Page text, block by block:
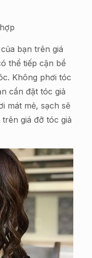
bạn trên giá
thể tiếp cận bề
Không phơi tóc
cần đặt tóc giả
mát mẻ, sạch sẽ
giá đỡ tóc giả